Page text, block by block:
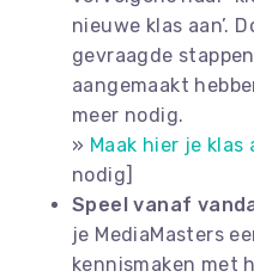
nieuwe klas aan’.
gevraagde
aangemaakt
meer nodig.
» Maak hier je klas
nodig]
Speel vanaf
je MediaMasters
kennismaken met